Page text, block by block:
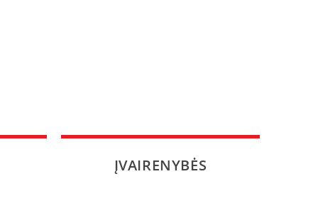
ĮVAIRENYBĖS